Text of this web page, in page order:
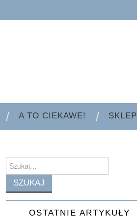
A TO CIEKAWE! SKLEP
Search
for:
OSTATNIE ARTYKUŁY